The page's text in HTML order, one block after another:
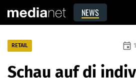
NEWS
RETAIL event
Schau auf di